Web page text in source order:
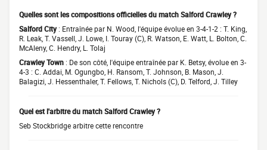
Quelles sont les compositions officielles du match Salford Crawley ?
Salford City: Entraînée par N. Wood, l'équipe évolue en 3-4-1-2 : T. King,
R. Leak, T. Vassell, J. Lowe, I. Touray (C), R. Watson, E. Watt, L. Bolton, C.
McAleny, C. Hendry, L. Tolaj
Crawley Town : De son côté, l'équipe entraînée par K. Betsy, évolue en 3-
4-3 : C. Addai, M. Ogungbo, H. Ransom, T. Johnson, B. Mason, J.
Balagizi, J. Hessenthaler, T. Fellows, T. Nichols (C), D. Telford, J. Tilley
Quel est l'arbitre du match Salford Crawley ?
Seb Stockbridge arbitre cette rencontre